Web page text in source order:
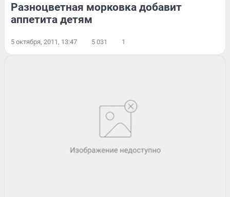
Разноцветная морковка добавит
аппетита детям
5 октября, 2011, 13:47 5 031 1